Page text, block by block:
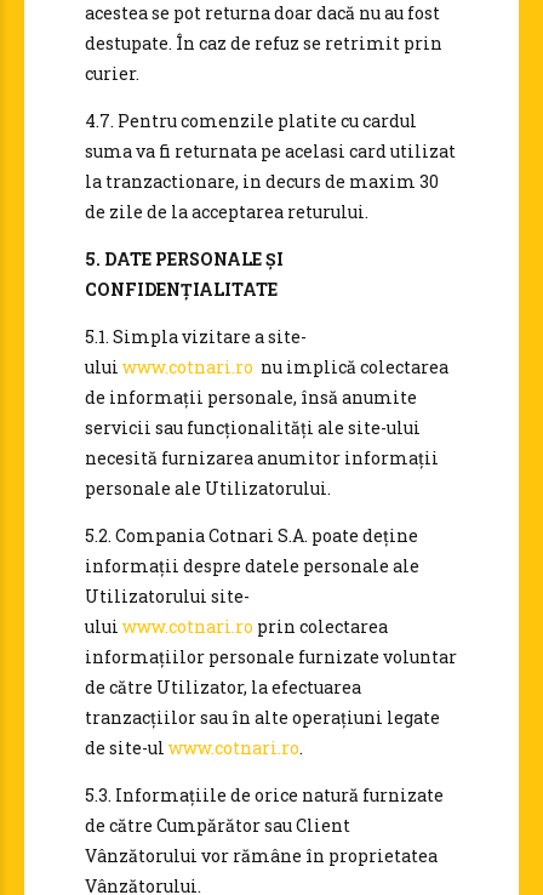
acestea se pot returna doar dacă nu au fost
destupate. În caz de refuz se retrimit prin
curier.
4.7. Pentru comenzile platite cu cardul
suma va fi returnata pe acelasi card utilizat
la tranzactionare, in decurs de maxim 30
de zile de la acceptarea returului.
5. DATE PERSONALE ȘI
CONFIDENȚIALITATE
5.1. Simpla vizitare a site-
ului www.cotnari.ro nu implică colectarea
de informații personale, însă anumite
servicii sau funcționalități ale site-ului
necesită furnizarea anumitor informații
personale ale Utilizatorului.
5.2. Compania Cotnari S.A. poate deține
informații despre datele personale ale
Utilizatorului site-
ului www.cotnari.ro prin colectarea
informațiilor personale furnizate voluntar
de către Utilizator, la efectuarea
tranzacțiilor sau în alte operațiuni legate
de site-ul www.cotnari.ro.
5.3. Informațiile de orice natură furnizate
de către Cumpărător sau Client
Vânzătorului vor rămâne în proprietatea
Vânzătorului.